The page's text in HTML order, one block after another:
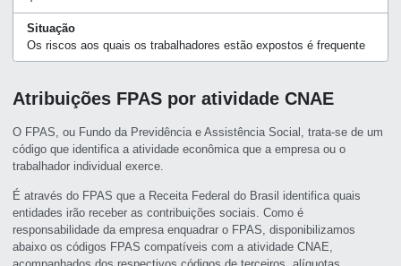
Situação
Os riscos aos quais os trabalhadores estão expostos é frequente
Atribuições FPAS por atividade CNAE
O FPAS, ou Fundo da Previdência e Assistência Social, trata-se de um
código que identifica a atividade econômica que a empresa ou o
trabalhador individual exerce.
É através do FPAS que a Receita Federal do Brasil identifica quais
entidades irão receber as contribuições sociais. Como é
responsabilidade da empresa enquadrar o FPAS, disponibilizamos
abaixo os códigos FPAS compatíveis com a atividade CNAE,